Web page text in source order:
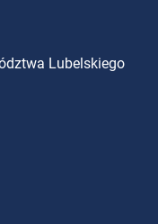
Lubelskiego